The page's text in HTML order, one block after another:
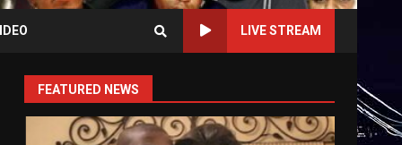
LIVE STREAM
FEATURED NEWS